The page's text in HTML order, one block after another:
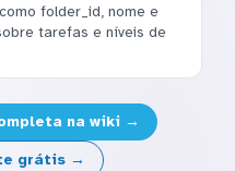
folder_id, nome e
tarefas e níveis de
na wiki →
grátis →